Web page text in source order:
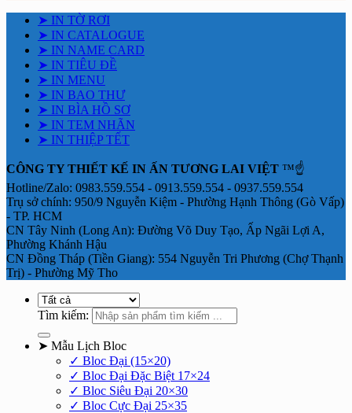
➤ IN TỜ RƠI
➤ IN CATALOGUE
➤ IN NAME CARD
➤ IN TIÊU ĐỀ
➤ IN MENU
➤ IN BAO THƯ
➤ IN BÌA HỒ SƠ
➤ IN TEM NHÃN
➤ IN THIỆP TẾT
CÔNG TY THIẾT KẾ IN ẤN TƯƠNG LAI VIỆT ™☝️
Hotline/Zalo: 0983.559.554 - 0913.559.554 - 0937.559.554
Trụ sở chính: 950/9 Nguyễn Kiệm - Phường Hạnh Thông (Gò Vấp)
- TP. HCM
CN Tây Ninh (Long An): Đường Võ Duy Tạo, Ấp Ngãi Lợi A,
Phường Khánh Hậu
CN Đồng Tháp (Tiền Giang): 554 Nguyễn Tri Phương (Chợ Thạnh
Trị) - Phường Mỹ Tho
Tìm kiếm:
➤ Mẫu Lịch Bloc
✓ Bloc Đại (15×20)
✓ Bloc Đại Đặc Biệt 17×24
✓ Bloc Siêu Đại 20×30
✓ Bloc Cực Đại 25×35